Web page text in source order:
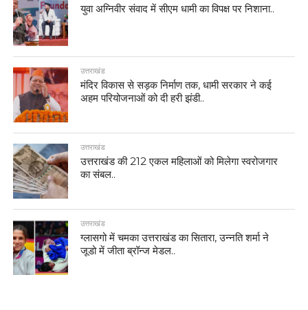
युवा अग्निवीर संवाद में सीएम धामी का विपक्ष पर निशाना..
उत्तराखंड
मंदिर विकास से सड़क निर्माण तक, धामी सरकार ने कई
अहम परियोजनाओं को दी हरी झंडी..
उत्तराखंड
उत्तराखंड की 212 एकल महिलाओं को मिलेगा स्वरोजगार
का संबल..
उत्तराखंड
ग्लासगो में चमका उत्तराखंड का सितारा, उन्नति शर्मा ने
जूडो में जीता ब्रॉन्ज मेडल..